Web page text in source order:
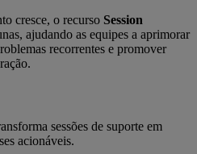
cresce, o recurso Session
ajudando as equipes a aprimorar
recorrentes e promover
sessões de suporte em
acionáveis.